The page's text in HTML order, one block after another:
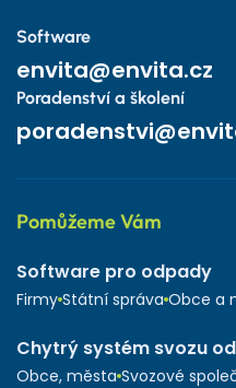
Software
envita@envita.cz
Poradenství a školení
Pomůžeme Vám
Software pro odpady
Firmy Státní správa Obce a
Chytrý systém svozu
Obce, města Svozové